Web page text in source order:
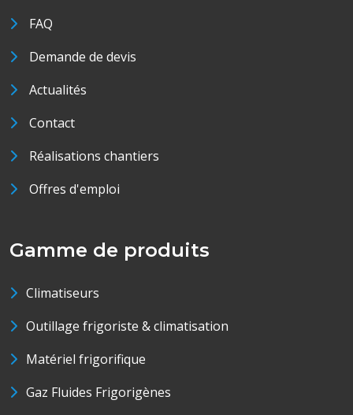
FAQ
Demande de devis
Actualités
Contact
Réalisations chantiers
Offres d'emploi
Gamme de produits
Climatiseurs
Outillage frigoriste & climatisation
Matériel frigorifique
Gaz Fluides Frigorigènes